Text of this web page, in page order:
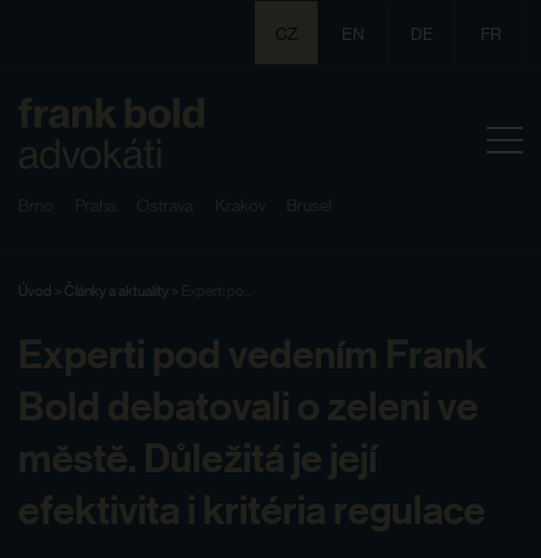
CZ EN DE FR
Brno Praha Ostrava Krakov Brusel
Úvod > Články a aktuality > Experti po...
Experti pod vedením Frank
Bold debatovali o zeleni ve
městě. Důležitá je její
efektivita i kritéria regulace